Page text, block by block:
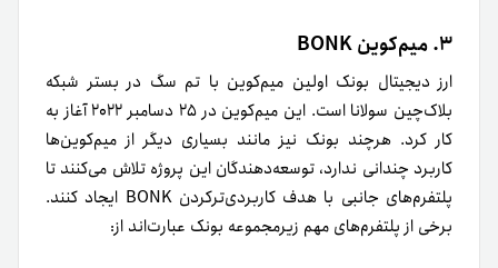
۳. میم‌کوین BONK
ارز دیجیتال بونک اولین میم‌کوین با تم سگ در بستر شبکه
بلاک‌چین سولانا است. این میم‌کوین در ۲۵ دسامبر ۲۰۲۲ آغاز به
کار کرد. هرچند بونک نیز مانند بسیاری دیگر از میم‌کوین‌ها
کاربرد چندانی ندارد، توسعه‌دهندگان این پروژه تلاش می‌کنند تا
پلتفرم‌های جانبی با هدف کاربردی‌تر‌کردن BONK ایجاد کنند.
برخی از پلتفرم‌های مهم زیر‌مجموعه بونک عبارت‌اند از: